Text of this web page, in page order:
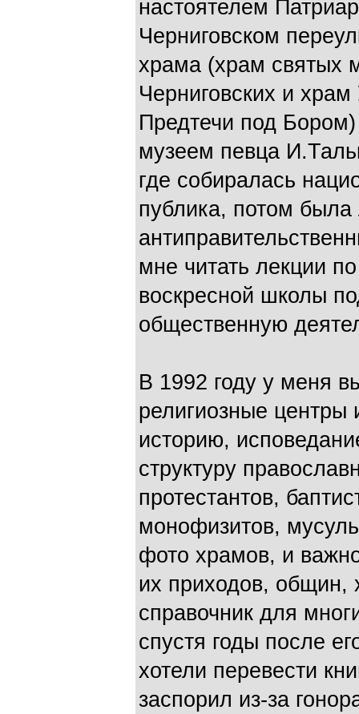
настоятелем
Черниговском
храма (храм святых
Черниговских и
Предтечи под
музеем певца
где собиралась
публика, потом была
мне читать лекции
воскресной школы
общественную
В 1992 году у меня
религиозные
историю,
структуру
протестантов,
монофизитов,
фото храмов, и
их приходов, общин,
справочник для
спустя годы после
хотели перевести
заспорил из-за